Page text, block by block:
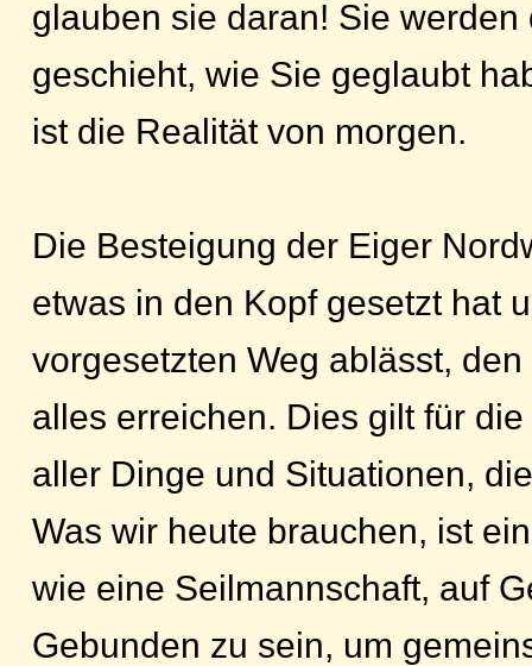
glauben sie daran! Sie
geschieht, wie Sie geglaubt
ist die Realität von morgen.
Die Besteigung der Eiger
etwas in den Kopf gesetzt hat
vorgesetzten Weg ablässt,
alles erreichen. Dies gilt für
aller Dinge und Situationen,
Was wir heute brauchen, ist
wie eine Seilmannschaft, auf
Gebunden zu sein, um